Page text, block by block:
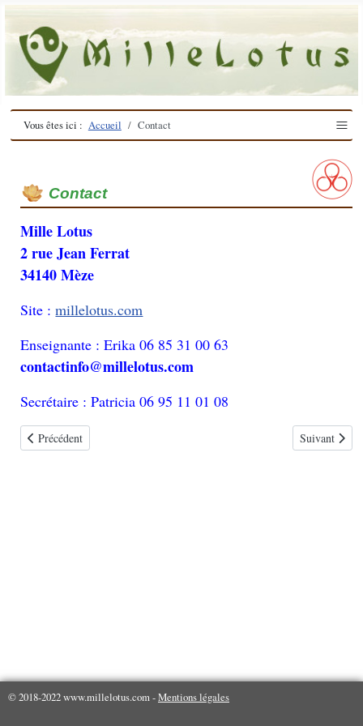
Vous êtes ici : Accueil Contact ≡
Contact
Mille Lotus
2 rue Jean Ferrat
34140 Mèze
Site :millelotus.com
Enseignante : Erika 06 85 31 00 63
contactinfo@millelotus.com
Secrétaire : Patricia 06 95 11 01 08
Article précédent : Shiatsu
Précédent Article
Suivant
© 2018-2022 www.millelotus.com -Mentions légales